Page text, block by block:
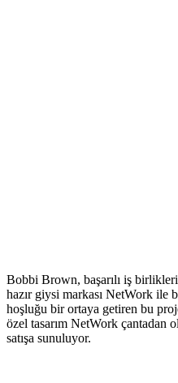
Bobbi Brown, başarılı iş
hazır giysi markası NetWork
hoşluğu bir ortaya getiren bu
özel tasarım NetWork çantadan
satışa sunuluyor.